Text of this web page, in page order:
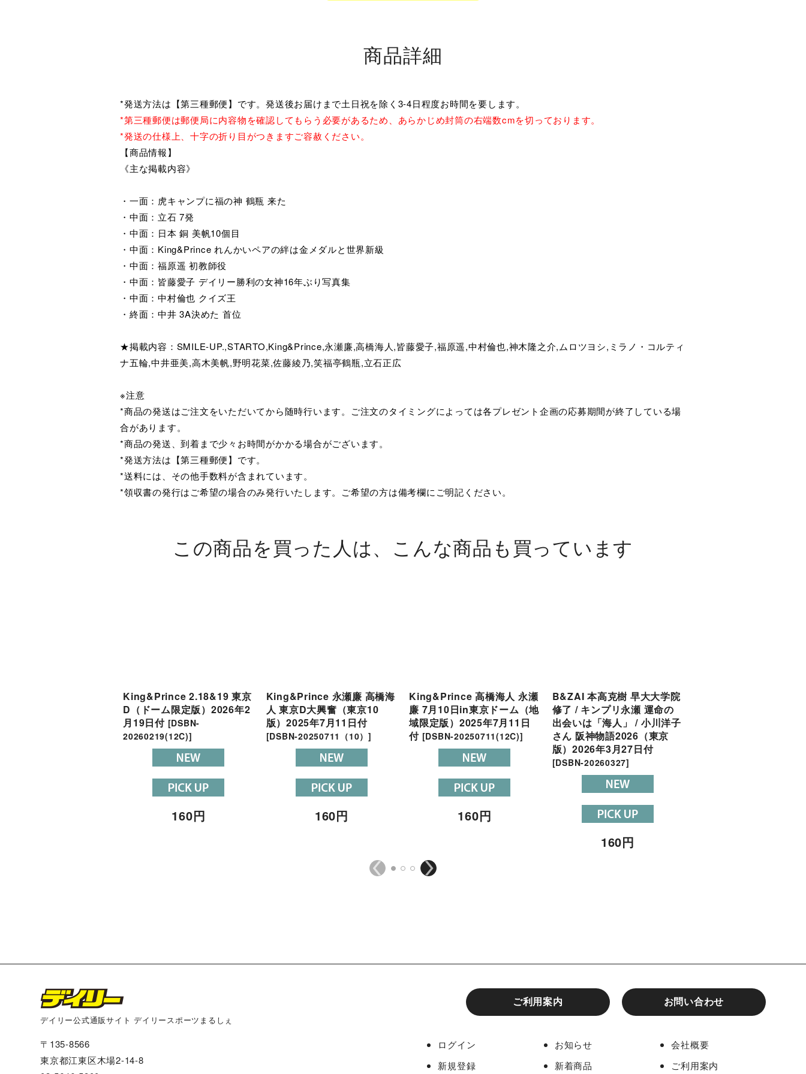
商品詳細
*発送方法は【第三種郵便】です。発送後お届けまで土日祝を除く3-4日程度お時間を要します。
*第三種郵便は郵便局に内容物を確認してもらう必要があるため、あらかじめ封筒の右端数cmを切っております。
*発送の仕様上、十字の折り目がつきますご容赦ください。
【商品情報】
《主な掲載内容》
・一面：虎キャンプに福の神 鶴瓶 来た
・中面：立石 7発
・中面：日本 銅 美帆10個目
・中面：King&Prince れんかいペアの絆は金メダルと世界新級
・中面：福原遥 初教師役
・中面：皆藤愛子 デイリー勝利の女神16年ぶり写真集
・中面：中村倫也 クイズ王
・終面：中井 3A決めた 首位
★掲載内容：SMILE-UP.,STARTO,King&Prince,永瀬廉,高橋海人,皆藤愛子,福原遥,中村倫也,神木隆之介,ムロツヨシ,ミラノ・コルティ
ナ五輪,中井亜美,高木美帆,野明花菜,佐藤綾乃,笑福亭鶴瓶,立石正広
※注意
*商品の発送はご注文をいただいてから随時行います。ご注文のタイミングによっては各プレゼント企画の応募期間が終了している場
合があります。
*商品の発送、到着まで少々お時間がかかる場合がございます。
*発送方法は【第三種郵便】です。
*送料には、その他手数料が含まれています。
*領収書の発行はご希望の場合のみ発行いたします。ご希望の方は備考欄にご明記ください。
この商品を買った人は、こんな商品も買っています
King&Prince 2.18&19 東京
D（ドーム限定版）2026年2
月19日付 [DSBN-
20260219(12C)]
160円
King&Prince 永瀬廉 高橋海
人 東京D大興奮（東京10
版）2025年7月11日付
[DSBN-20250711（10）]
160円
King&Prince 高橋海人 永瀬
廉 7月10日in東京ドーム（地
域限定版）2025年7月11日
付 [DSBN-20250711(12C)]
160円
B&ZAI 本高克樹 早大大学院
修了 / キンプリ永瀬 運命の
出会いは「海人」 / 小川洋子
さん 阪神物語2026（東京
版）2026年3月27日付
[DSBN-20260327]
160円
デイリー公式通販サイト デイリースポーツまるしぇ
〒135-8566
東京都江東区木場2-14-8
ご利用案内 お問い合わせ
ログイン
新規登録
お知らせ
新着商品
会社概要
ご利用案内